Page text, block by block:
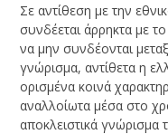
Σε αντίθεση με την
συνδέεται άρρηκτα με
να μην συνδέονται
γνώρισμα, αντίθετα η
ορισμένα κοινά
αναλλοίωτα μέσα στο
αποκλειστικά